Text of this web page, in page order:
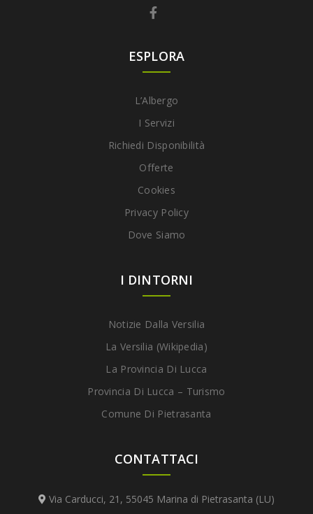
ESPLORA
L’Albergo
I Servizi
Richiedi Disponibilità
Offerte
Cookies
Privacy Policy
Dove Siamo
I DINTORNI
Notizie Dalla Versilia
La Versilia (Wikipedia)
La Provincia Di Lucca
Provincia Di Lucca – Turismo
Comune Di Pietrasanta
CONTATTACI
Via Carducci, 21, 55045 Marina di Pietrasanta (LU)